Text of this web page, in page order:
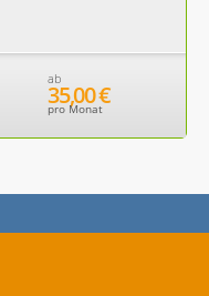
ab
35,00 €
pro Monat